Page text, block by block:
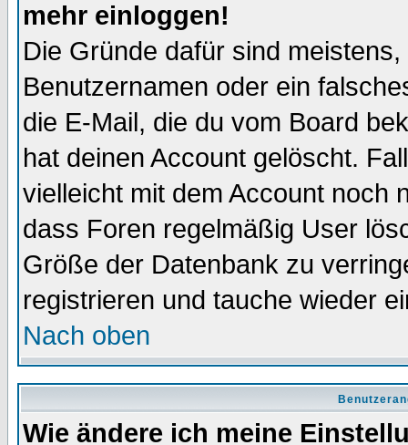
mehr einloggen!
Die Gründe dafür sind
Benutzernamen oder ein
die E-Mail, die du vom Board
hat deinen Account gelöscht.
vielleicht mit dem Account noch
dass Foren regelmäßig User
Größe der Datenbank zu
registrieren und tauche wieder
Nach oben
Wie ändere ich meine